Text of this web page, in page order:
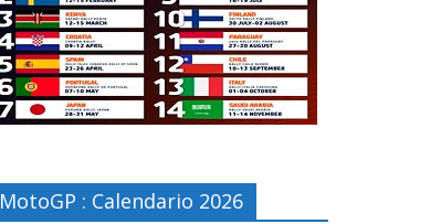
MotoGP : Calendario 2026